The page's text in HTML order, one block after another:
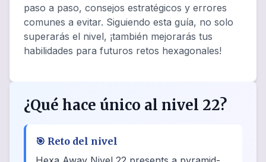
paso a paso, consejos estratégicos y errores
comunes a evitar. Siguiendo esta guía, no solo
superarás el nivel, ¡también mejorarás tus
habilidades para futuros retos hexagonales!
¿Qué hace único al nivel 22?
🎯 Reto del nivel